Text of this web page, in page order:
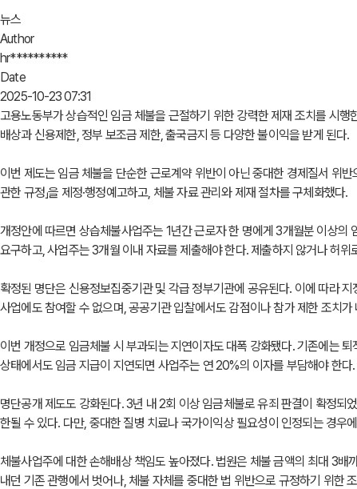
뉴스
Author
hr**********
Date
2025-10-23 07:31
고용노동부가 상습적인 임금 체불을 근절하기 위한 강력한 제재 조치를 시
배상과 신용제한, 정부 보조금 제한, 출국금지 등 다양한 불이익을 받게 된다.
이번 제도는 임금 체불을 단순한 근로계약 위반이 아닌 중대한 경제질서 위
관한 규정」을 제정·행정예고하고, 체불 자료 관리와 제재 절차를 구체화했다.
개정안에 따르면 상습체불사업주는 1년간 근로자 한 명에게 3개월분 이상
요구하고, 사업주는 3개월 이내 자료를 제출해야 한다. 제출하지 않거나 허
확정된 명단은 신용정보집중기관 및 각급 정부기관에 공유된다. 이에 따라
사업에도 참여할 수 없으며, 공공기관 입찰에서도 감점이나 참가 제한 조치가
이번 개정으로 임금체불 시 부과되는 지연이자도 대폭 강화됐다. 기존에는
상태에서도 임금 지급이 지연되면 사업주는 연 20%의 이자를 부담해야 한다.
명단공개 제도도 강화된다. 3년 내 2회 이상 임금체불로 유죄 판결이 확정되
한될 수 있다. 다만, 중대한 질병 치료나 국가이익상 필요성이 인정되는 경우
체불사업주에 대한 손해배상 책임도 높아졌다. 법원은 체불 금액의 최대 3
내던 기존 관행에서 벗어나, 체불 자체를 중대한 법 위반으로 규정하기 위한